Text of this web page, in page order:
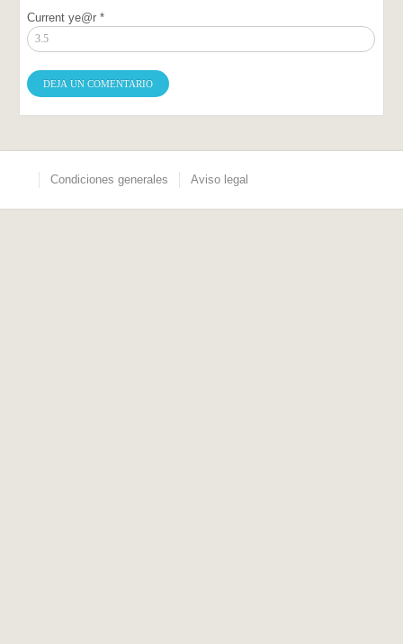
Current ye@r*
Condiciones generales Aviso legal